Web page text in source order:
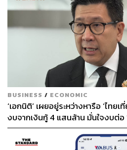
BUSINESS / ECONOMIC
‘เอกนิติ’ เผยอยู่ระหว่างหารือ ‘ไทย
งบจากเงินกู้ 4 แสนล้าน มั่นใจงบต่อ
เฟส 2 มีเพียงพอ